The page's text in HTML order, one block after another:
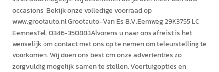
occasions. Bekijk onze volledige voorraad op
www.grootauto.nl.Grootauto-Van Es B.V.Eemweg 29K3755 LC
EemnesTel. 0346-350888Alvorens u naar ons afreist is het
wenselijk om contact met ons op te nemen om teleurstelling te
voorkomen. Wij doen ons best om onze advertenties zo
zorgvuldig mogelijk samen te stellen. Voertuigopties en